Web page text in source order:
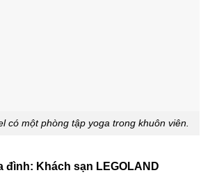
có một phòng tập yoga trong khuôn viên.
đình: Khách sạn LEGOLAND